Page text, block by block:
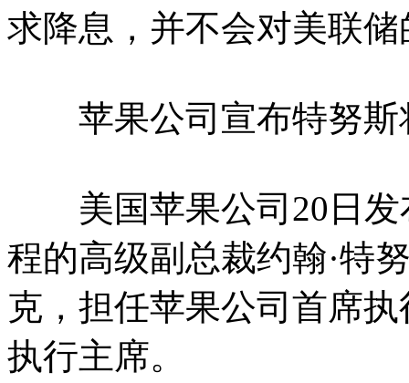
求降息，并不会对美联
苹果公司宣布特努斯
美国苹果公司20日发
程的高级副总裁约翰·特
克，担任苹果公司首席
执行主席。